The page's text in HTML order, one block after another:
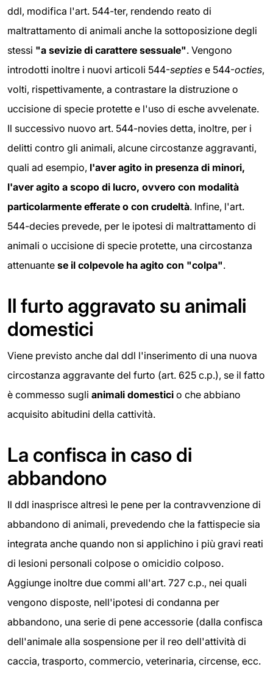
ddl, modifica l'art. 544-ter, rendendo reato di
maltrattamento di animali anche la sottoposizione degli
stessi "a sevizie di carattere sessuale". Vengono
introdotti inoltre i nuovi articoli 544-septies e 544-octies,
volti, rispettivamente, a contrastare la distruzione o
uccisione di specie protette e l'uso di esche avvelenate.
Il successivo nuovo art. 544-novies detta, inoltre, per i
delitti contro gli animali, alcune circostanze aggravanti,
quali ad esempio, l'aver agito in presenza di minori,
l'aver agito a scopo di lucro, ovvero con modalità
particolarmente efferate o con crudeltà. Infine, l'art.
544-decies prevede, per le ipotesi di maltrattamento di
animali o uccisione di specie protette, una circostanza
attenuante se il colpevole ha agito con "colpa".
Il furto aggravato su animali
domestici
Viene previsto anche dal ddl l'inserimento di una nuova
circostanza aggravante del furto (art. 625 c.p.), se il fatto
è commesso sugli animali domestici o che abbiano
acquisito abitudini della cattività.
La confisca in caso di
abbandono
Il ddl inasprisce altresì le pene per la contravvenzione di
abbandono di animali, prevedendo che la fattispecie sia
integrata anche quando non si applichino i più gravi reati
di lesioni personali colpose o omicidio colposo.
Aggiunge inoltre due commi all'art. 727 c.p., nei quali
vengono disposte, nell'ipotesi di condanna per
abbandono, una serie di pene accessorie (dalla confisca
dell'animale alla sospensione per il reo dell'attività di
caccia, trasporto, commercio, veterinaria, circense, ecc.